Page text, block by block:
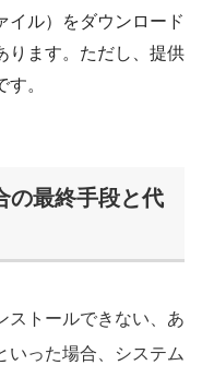
イル）をダウンロード
ります。ただし、提供
。
の最終手段と代
ストールできない、あ
いった場合、システム